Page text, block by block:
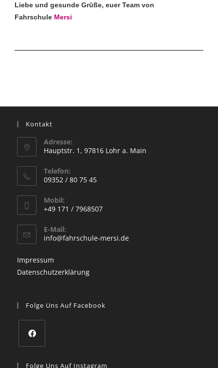
Liebe und gesunde Grüße, euer Team von
Fahrschule Mersi
Kontakt
Adresse:
Hauptstr. 1, 97816 Lohr a. Main
Telefon:
09352 / 80 75 45
Mobil:
+49 171 / 7968507
E-Mail:
info@fahrschule-mersi.de
Impressum
Datenschutzerklärung
Folge Uns Auf Facebook
Folge Uns Auf Instagram